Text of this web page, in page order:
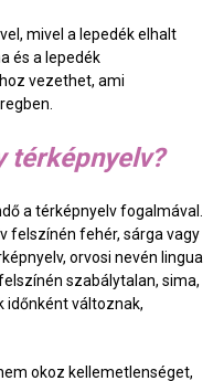
mivel a lepedék elhalt
és a lepedék
vezethet, ami
térképnyelv?
a térképnyelv fogalmával.
felszínén fehér, sárga vagy
orvosi nevén lingua
szabálytalan, sima,
időnként változnak,
okoz kellemetlenséget,